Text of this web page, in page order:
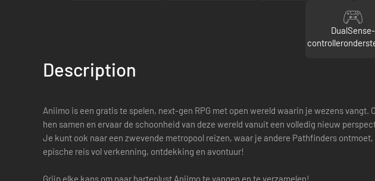
DualSense-
Description
Aniimo is een gratis te spelen, next-gen RPG met open wereld waarin je wezens
hen samen en ervaar de schoonheid van deze wereld vanuit een volledig nieuw
Je kunt ook naar een zwevende metropool reizen, waar je andere Pathfinders
epische reis vol verkenning, ontdekking en avontuur!
Grijp elke kans om naar hartenlust Aniimo te vangen en te verzamelen!